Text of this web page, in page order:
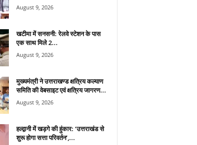
August 9, 2026
खटीमा में सनसनी: रेलवे स्टेशन के पास
एक साथ मिले 2...
August 9, 2026
मुख्यमंत्री ने उत्तराखण्ड क्षत्रिय कल्याण
समिति की वेबसाइट एवं क्षत्रिय जागरण...
August 9, 2026
हल्द्वानी में खड़गे की हुंकार: ‘उत्तराखंड से
शुरू होगा सत्ता परिवर्तन’,...